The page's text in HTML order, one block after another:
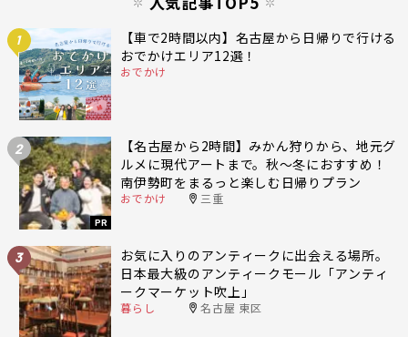
1
【車で2時間以内】名古屋から日帰りで行ける
おでかけエリア12選！
おでかけ
2
PR
【名古屋から2時間】みかん狩りから、地元グ
ルメに現代アートまで。秋〜冬におすすめ！
南伊勢町をまるっと楽しむ日帰りプラン
おでかけ 三重
3
お気に入りのアンティークに出会える場所。
日本最大級のアンティークモール「アンティ
ークマーケット吹上」
暮らし 名古屋 東区